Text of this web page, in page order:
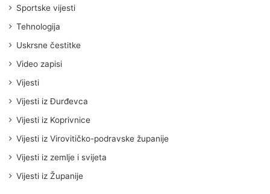
Sportske vijesti
Tehnologija
Uskrsne čestitke
Video zapisi
Vijesti
Vijesti iz Đurđevca
Vijesti iz Koprivnice
Vijesti iz Virovitičko-podravske županije
Vijesti iz zemlje i svijeta
Vijesti iz Županije